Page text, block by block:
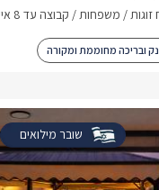
ובריכה מחוממת ומקורה
שובר מילואים